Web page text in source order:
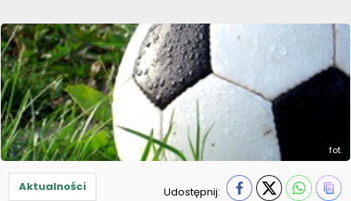
fot.
Aktualności Udostępnij: